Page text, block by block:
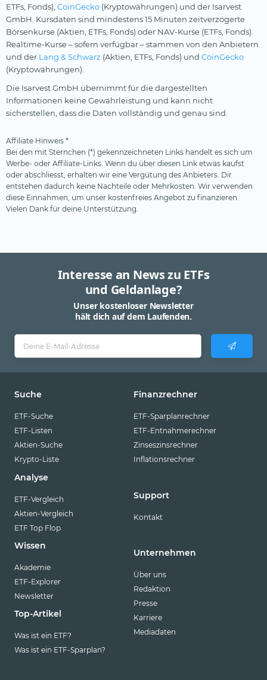
ETFs, Fonds), CoinGecko (Kryptowährungen) und der Isarvest
GmbH. Kursdaten sind mindestens 15 Minuten zeitverzögerte
Börsenkurse (Aktien, ETFs, Fonds) oder NAV-Kurse (ETFs, Fonds).
Realtime-Kurse – sofern verfügbar – stammen von den Anbietern
und der Lang & Schwarz (Aktien, ETFs, Fonds) und CoinGecko
(Kryptowährungen).
Die Isarvest GmbH übernimmt für die dargestellten
Informationen keine Gewährleistung und kann nicht
sicherstellen, dass die Daten vollständig und genau sind.
Affiliate Hinweis *
Bei den mit Sternchen (*) gekennzeichneten Links handelt es sich um
Werbe- oder Affiliate-Links. Wenn du über diesen Link etwas kaufst
oder abschliesst, erhalten wir eine Vergütung des Anbieters. Dir
entstehen dadurch keine Nachteile oder Mehrkosten. Wir verwenden
diese Einnahmen, um unser kostenfreies Angebot zu finanzieren.
Vielen Dank für deine Unterstützung.
Interesse an News zu ETFs
und Geldanlage?
Unser kostenloser Newsletter
hält dich auf dem Laufenden.
Suche
ETF-Suche
ETF-Listen
Aktien-Suche
Krypto-Liste
Analyse
ETF-Vergleich
Aktien-Vergleich
ETF Top Flop
Wissen
Akademie
ETF-Explorer
Newsletter
Top-Artikel
Was ist ein ETF?
Was ist ein ETF-Sparplan?
Finanzrechner
ETF-Sparplanrechner
ETF-Entnahmerechner
Zinseszinsrechner
Inflationsrechner
Support
Kontakt
Unternehmen
Über uns
Redaktion
Presse
Karriere
Mediadaten